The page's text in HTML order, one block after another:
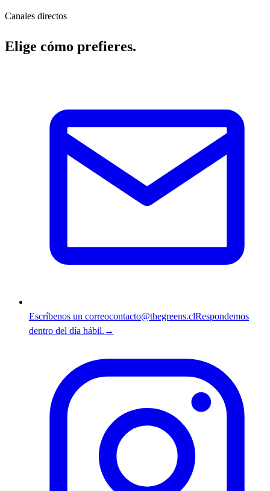
Canales directos
Elige cómo prefieres.
Escríbenos un correocontacto@thegreens.clRespondemos
dentro del día hábil. →